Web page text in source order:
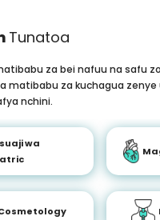
Tunatoa
za bei nafuu na safu
matibabu za kuchagua zenye
nchini.
wa